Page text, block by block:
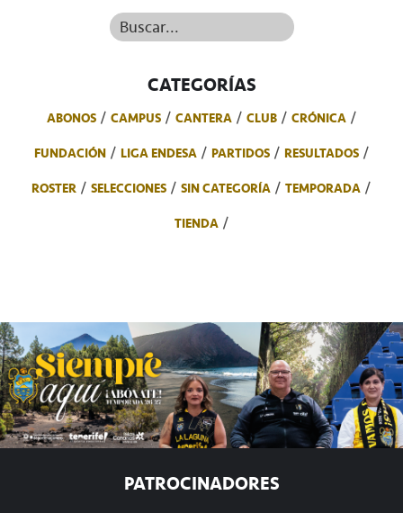
Buscar...
CATEGORÍAS
ABONOS CAMPUS CANTERA CLUB
CRÓNICA
FUNDACIÓN
LIGA ENDESA PARTIDOS
RESULTADOS
ROSTER
SELECCIONES SIN CATEGORÍA
TEMPORADA
TIENDA
PATROCINADORES